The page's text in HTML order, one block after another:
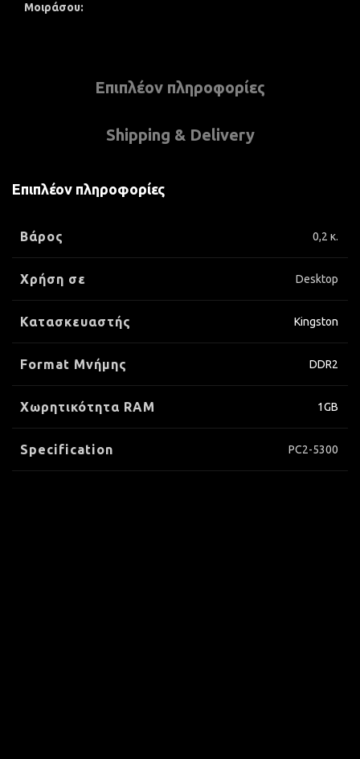
Μοιράσου
Επιπλέον πληροφορίες
Shipping & Delivery
Επιπλέον πληροφορίες
Βάρος 0,2 κ.
Χρήση σε Desktop
Κατασκευαστής Kingston
Format Μνήμης DDR2
Xωρητικότητα RAM 1GB
Specification PC2-5300